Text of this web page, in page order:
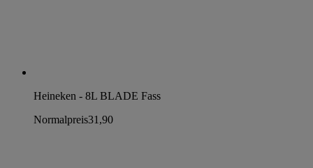
Heineken - 8L BLADE Fass
Normalpreis31,90